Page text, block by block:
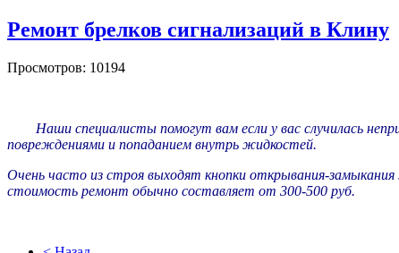
Ремонт брелков сигнализаций в Клину
Просмотров: 10194
Наши специалисты помогут вам если у вас случилась
повреждениями и попаданием внутрь жидкостей.
Очень часто из строя выходят кнопки открывания-
стоимость ремонт обычно составляет от 300-500 руб.